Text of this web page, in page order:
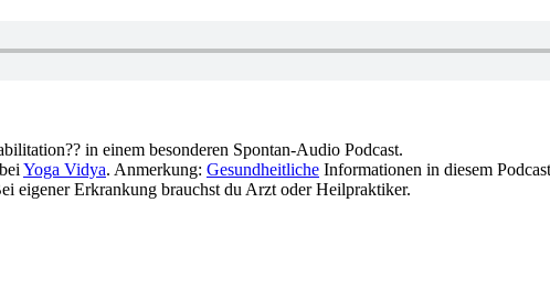
in einem besonderen Spontan-Audio Podcast.
Yoga Vidya. Anmerkung: Gesundheitliche Informationen in diesem
eigener Erkrankung brauchst du Arzt oder Heilpraktiker.